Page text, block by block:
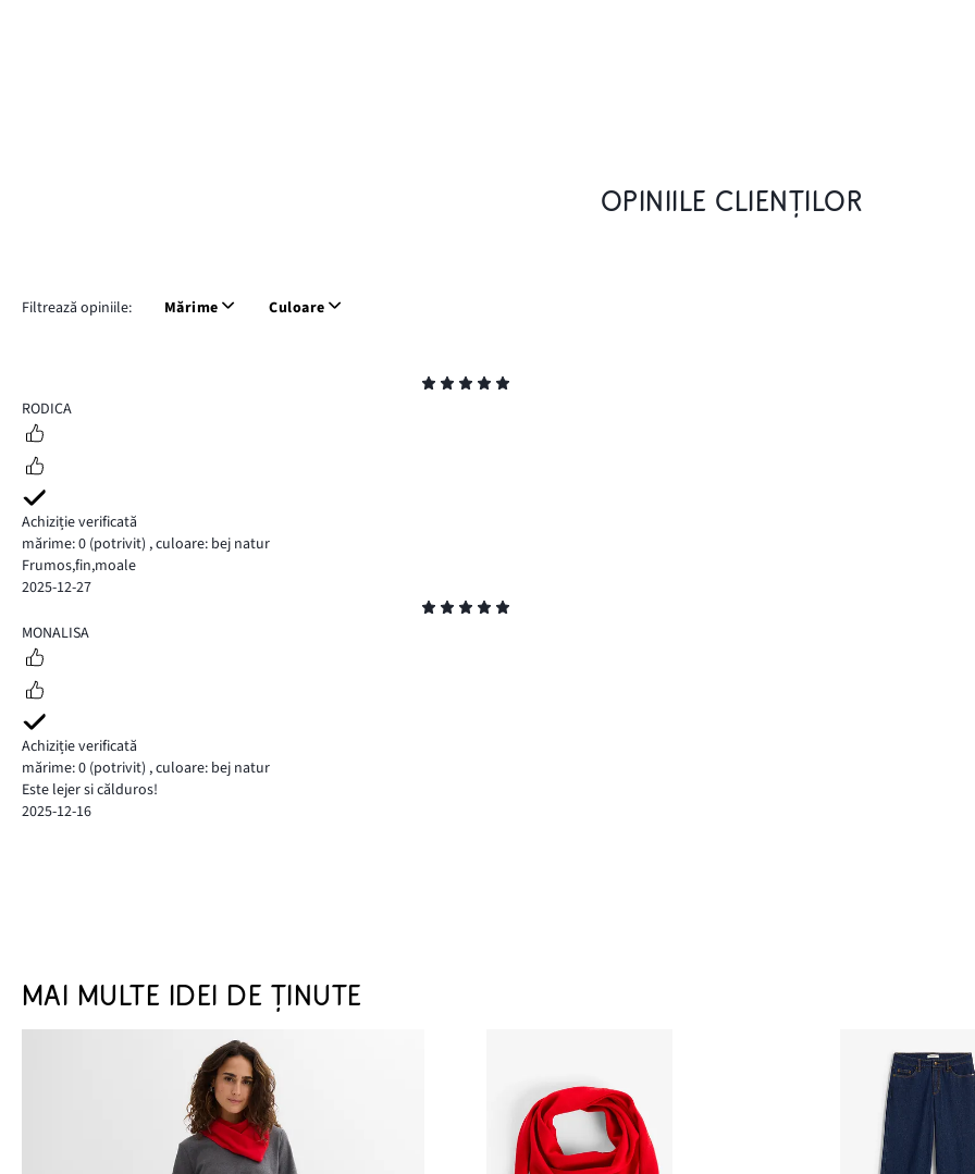
OPINIILE CLIENȚILOR
Filtrează opiniile: Mărime Culoare
5
RODICA
Achiziție verificată
mărime: 0 (potrivit) ,culoare: bej natur
Frumos,fin,moale
2025-12-27
5
MONALISA
Achiziție verificată
mărime: 0 (potrivit) ,culoare: bej natur
Este lejer si călduros!
2025-12-16
MAI MULTE IDEI DE ȚINUTE